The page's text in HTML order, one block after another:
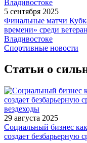
5 сентября 2025
Финальные матчи
времени» среди
Владивостоке
Спортивные новости
Статьи о
29 августа 2025
Социальный бизнес
создает безбарьерную